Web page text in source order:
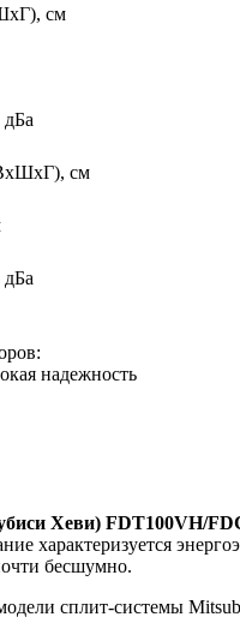
см
см
надежность
Хеви) FDT100VH/
характеризуется
бесшумно.
сплит-системы